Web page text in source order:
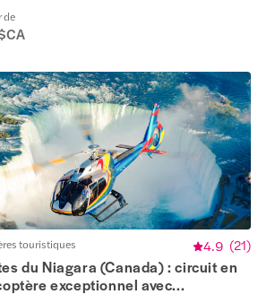
de
touristiques 4.9 (21)
du Niagara (Canada) : circuit en
exceptionnel avec...